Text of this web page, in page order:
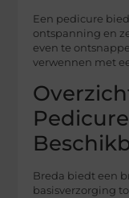
Een pedicure
ontspanning en
even te
verwennen met
Breda biedt een
basisverzorging